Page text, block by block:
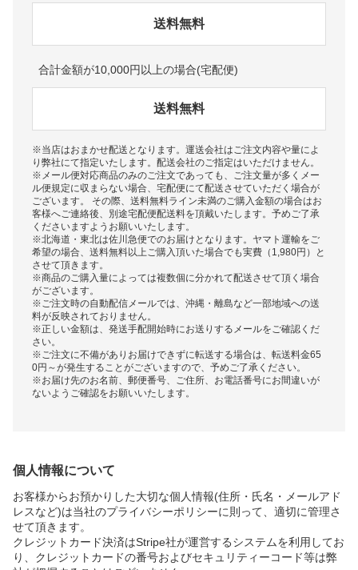
送料無料
合計金額が10,000円以上の場合(宅配便)
送料無料
※当店はおまかせ配送となります。運送会社はご注文内容や量によ
り弊社にて指定いたします。配送会社のご指定はいただけません。
※メール便対応商品のみのご注文であっても、ご注文量が多くメー
ル便規定に収まらない場合、宅配便にて配送させていただく場合が
ございます。 その際、送料無料ライン未満のご購入金額の場合はお
客様へご連絡後、別途宅配便配送料を頂戴いたします。予めご了承
くださいますようお願いいたします。
※北海道・東北は佐川急便でのお届けとなります。ヤマト運輸をご
希望の場合、送料無料以上ご購入頂いた場合でも実費（1,980円）と
させて頂きます。
※商品のご購入量によっては複数個に分かれて配送させて頂く場合
がございます。
※ご注文時の自動配信メールでは、沖縄・離島など一部地域への送
料が反映されておりません。
※正しい金額は、発送手配開始時にお送りするメールをご確認くだ
さい。
※ご注文に不備がありお届けできずに転送する場合は、転送料金65
0円～が発生することがございますので、予めご了承ください。
※お届け先のお名前、郵便番号、ご住所、お電話番号にお間違いが
ないようご確認をお願いいたします。
個人情報について
お客様からお預かりした大切な個人情報(住所・氏名・メールアド
レスなど)は当社のプライバシーポリシーに則って、適切に管理さ
せて頂きます。
クレジットカード決済はStripe社が運営するシステムを利用してお
り、クレジットカードの番号およびセキュリティーコード等は弊